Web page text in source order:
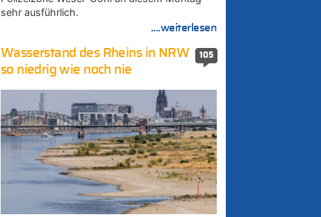
sehr ausführlich.
....weiterlesen
105
Wasserstand des Rheins in NRW
so niedrig wie noch nie